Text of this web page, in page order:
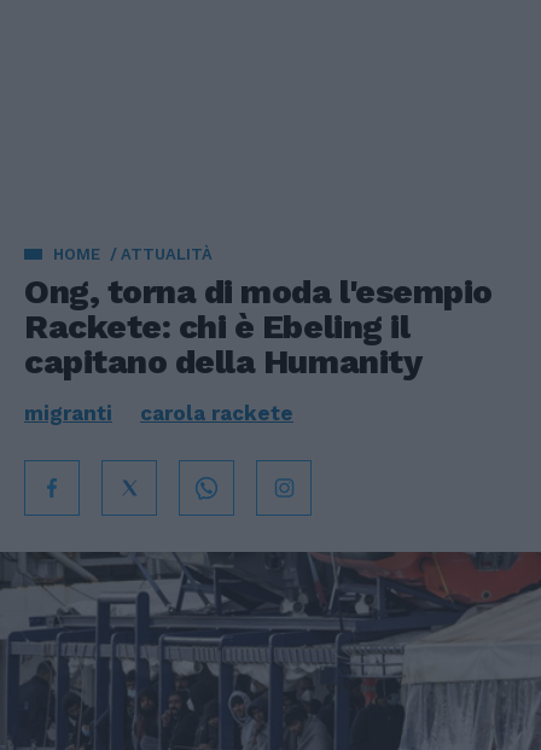
HOME ATTUALITÀ
Ong, torna di moda l'esempio
Rackete: chi è Ebeling il
capitano della Humanity
migranti carola rackete